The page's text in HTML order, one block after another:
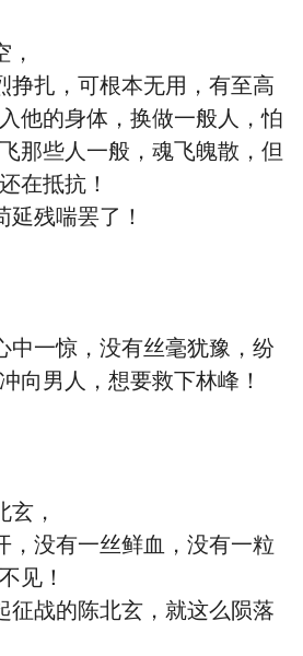
挣扎，可根本无用，有至高
他的身体，换做一般人，怕
那些人一般，魂飞魄散，但
在抵抗！
残喘罢了！
中一惊，没有丝毫犹豫，纷
向男人，想要救下林峰！
玄，
，没有一丝鲜血，没有一粒
见！
征战的陈北玄，就这么陨落